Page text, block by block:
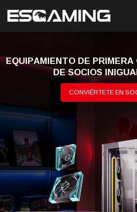
EQUIPAMIENTO DE
DE SOCIOS
CONVIÉRTETE EN